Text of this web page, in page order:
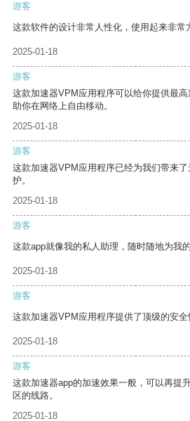
游客
这款软件的设计非常人性化，使用起来非常
2025-01-18
游客
这款加速器VPM应用程序可以给你提供最
助你在网络上自由移动。
2025-01-18
游客
这款加速器VPM应用程序已经为我们带来
护。
2025-01-18
游客
这款app就像我的私人助理，随时随地为我
2025-01-18
游客
这款加速器VPM应用程序提供了顶级的安全
2025-01-18
游客
这款加速器app的加速效果一般，可以再提
区的线路。
2025-01-18